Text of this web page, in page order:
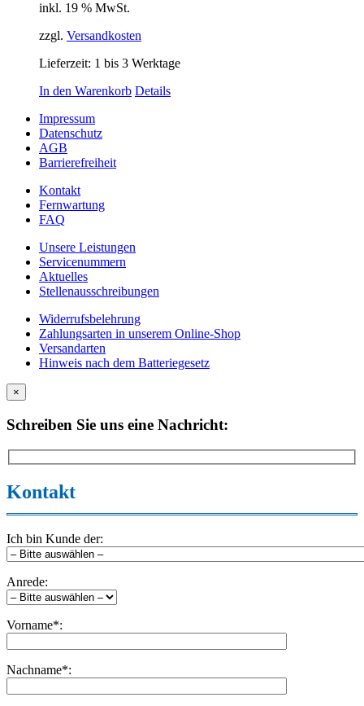
inkl. 19 % MwSt.
zzgl. Versandkosten
Lieferzeit: 1 bis 3 Werktage
In den Warenkorb Details
Impressum
Datenschutz
AGB
Barrierefreiheit
Kontakt
Fernwartung
FAQ
Unsere Leistungen
Servicenummern
Aktuelles
Stellenausschreibungen
Widerrufsbelehrung
Zahlungsarten in unserem Online-Shop
Versandarten
Hinweis nach dem Batteriegesetz
×
Schreiben Sie uns eine Nachricht:
Kontakt
Ich bin Kunde der:
Anrede:
Vorname*:
Nachname*: